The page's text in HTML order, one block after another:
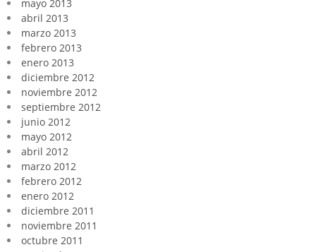
mayo 2013
abril 2013
marzo 2013
febrero 2013
enero 2013
diciembre 2012
noviembre 2012
septiembre 2012
junio 2012
mayo 2012
abril 2012
marzo 2012
febrero 2012
enero 2012
diciembre 2011
noviembre 2011
octubre 2011